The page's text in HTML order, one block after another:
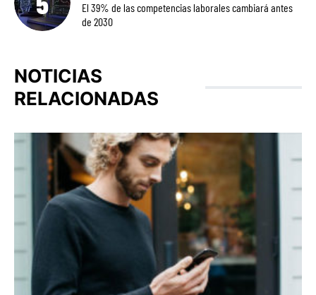
El 39% de las competencias laborales cambiará antes
de 2030
NOTICIAS
RELACIONADAS